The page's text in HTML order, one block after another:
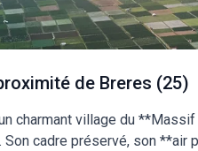
de Breres (25)
charmant village du
cadre préservé, son